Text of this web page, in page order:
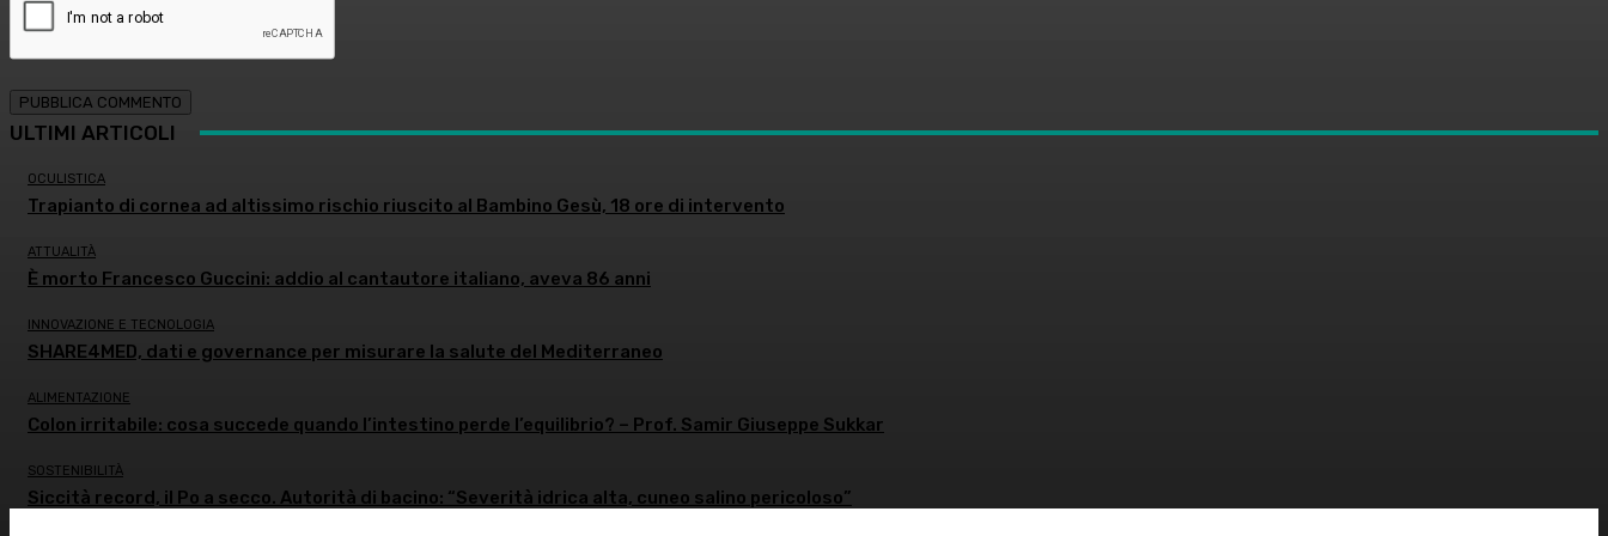
ULTIMI ARTICOLI
OCULISTICA
Trapianto di cornea ad altissimo rischio riuscito al Bambino Gesù, 18 ore di intervento
ATTUALITÀ
È morto Francesco Guccini: addio al cantautore italiano, aveva 86 anni
INNOVAZIONE E TECNOLOGIA
SHARE4MED, dati e governance per misurare la salute del Mediterraneo
ALIMENTAZIONE
Colon irritabile: cosa succede quando l’intestino perde l’equilibrio? – Prof. Samir Giuseppe Sukkar
SOSTENIBILITÀ
Siccità record, il Po a secco. Autorità di bacino: “Severità idrica alta, cuneo salino pericoloso”